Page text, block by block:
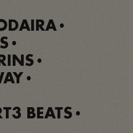
•
•
•
•
BEATS •